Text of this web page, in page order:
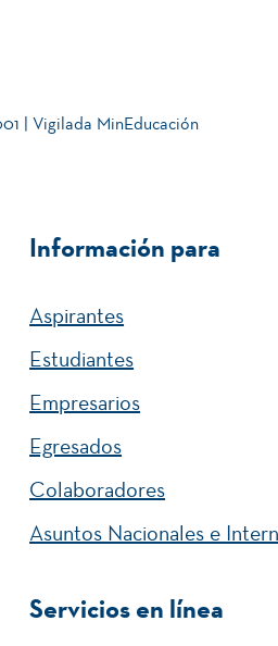
| Vigilada MinEducación
Información para
Aspirantes
Estudiantes
Empresarios
Egresados
Colaboradores
Asuntos Nacionales e
Servicios en línea